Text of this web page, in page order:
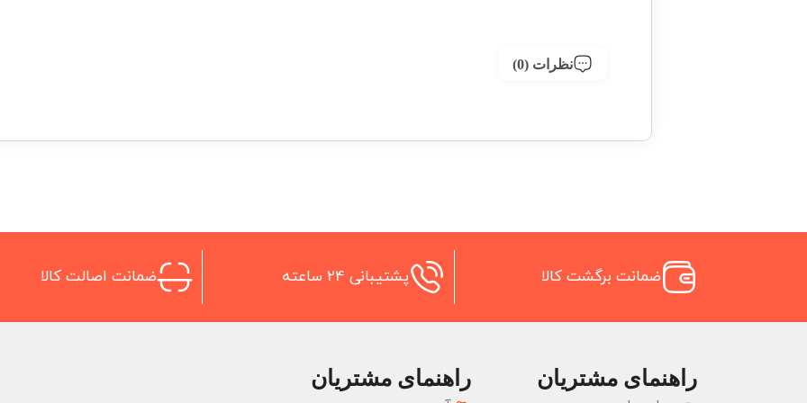
نظرات (0)
ضمانت برگشت کالا پشتیبانی 24 ساعته ضمانت اصالت کالا
راهنمای مشتریان راهنمای مشتریان